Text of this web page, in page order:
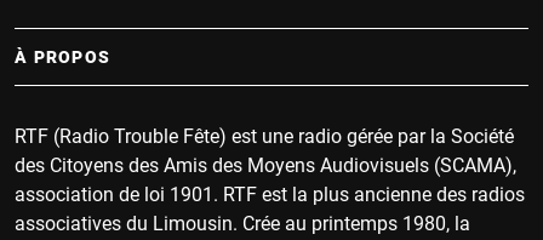
À PROPOS
RTF (Radio Trouble Fête) est une radio gérée par la Société
des Citoyens des Amis des Moyens Audiovisuels (SCAMA),
association de loi 1901. RTF est la plus ancienne des radios
associatives du Limousin. Crée au printemps 1980, la